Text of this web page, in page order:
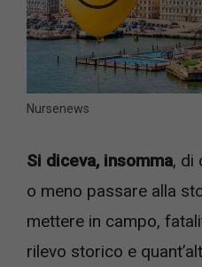
Nursenews
Si diceva, insomma, di
o meno passare alla
mettere in campo,
rilevo storico e